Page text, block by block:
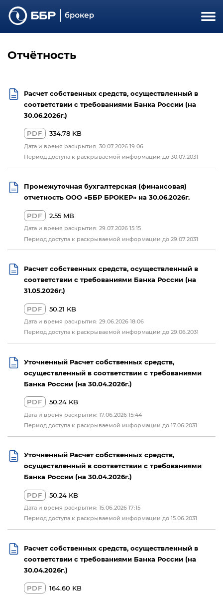
Отчётность
Расчет собственных средств, осуществленный в
соответствии с требованиями Банка России (на
30.06.2026г.)
PDF 334.78 KB
Дата и время раскрытия: 30.07.2026 19:06
Период доступа к раскрываемой информации до 30.07.2031
Промежуточная бухгалтерская (финансовая)
отчетность ООО «ББР БРОКЕР» на 30.06.2026г.
PDF 2.55 MB
Дата и время раскрытия: 29.07.2026 15:15
Период доступа к раскрываемой информации до 29.07.2031
Расчет собственных средств, осуществленный в
соответствии с требованиями Банка России (на
31.05.2026г.)
PDF 50.21 KB
Дата и время раскрытия: 29.06.2026 18:06
Период доступа к раскрываемой информации до 29.06.2031
Уточненный Расчет собственных средств,
осуществленный в соответствии с требованиями
Банка России (на 30.04.2026г.)
PDF 50.24 KB
Дата и время раскрытия: 17.06.2026 15:44
Период доступа к раскрываемой информации до 17.06.2031
Уточненный Расчет собственных средств,
осуществленный в соответствии с требованиями
Банка России (на 30.04.2026г.)
PDF 50.24 KB
Дата и время раскрытия: 15.06.2026 17:15
Период доступа к раскрываемой информации до 15.06.2031
Расчет собственных средств, осуществленный в
соответствии с требованиями Банка России (на
30.04.2026г.)
PDF 164.60 KB